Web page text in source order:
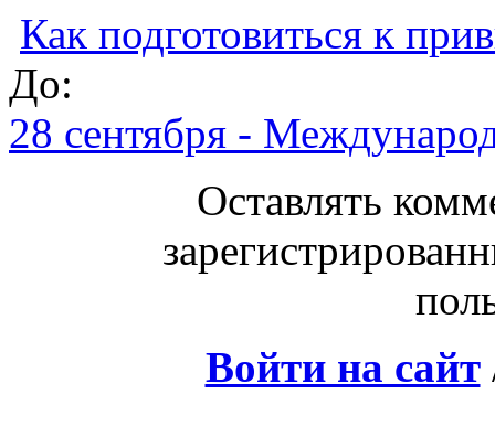
Как подготовиться к
До:
28 сентября -
Оставлять
Войти на сайт